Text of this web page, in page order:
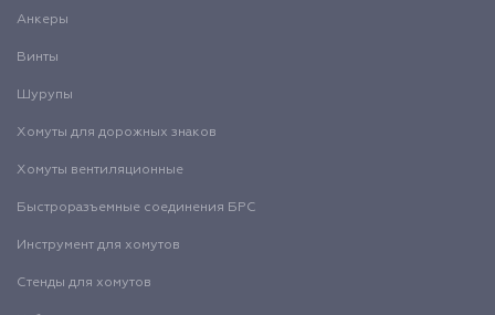
Анкеры
Винты
Шурупы
Хомуты для дорожных знаков
Хомуты вентиляционные
Быстроразъемные соединения БРС
Инструмент для хомутов
Стенды для хомутов